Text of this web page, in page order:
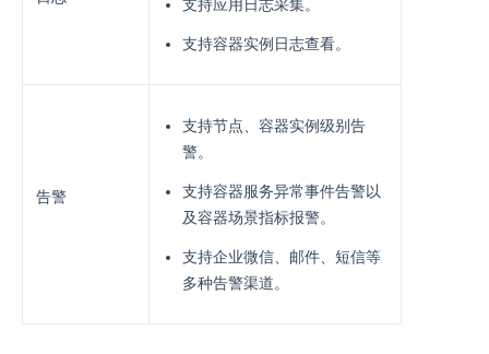
⽀持应⽤⽇志采集。
⽀持容器实例⽇志查看。
告警
⽀持节点、容器实例级别告
警。
⽀持容器服务异常事件告警以
及容器场景指标报警。
⽀持企业微信、邮件、短信等
多种告警渠道。